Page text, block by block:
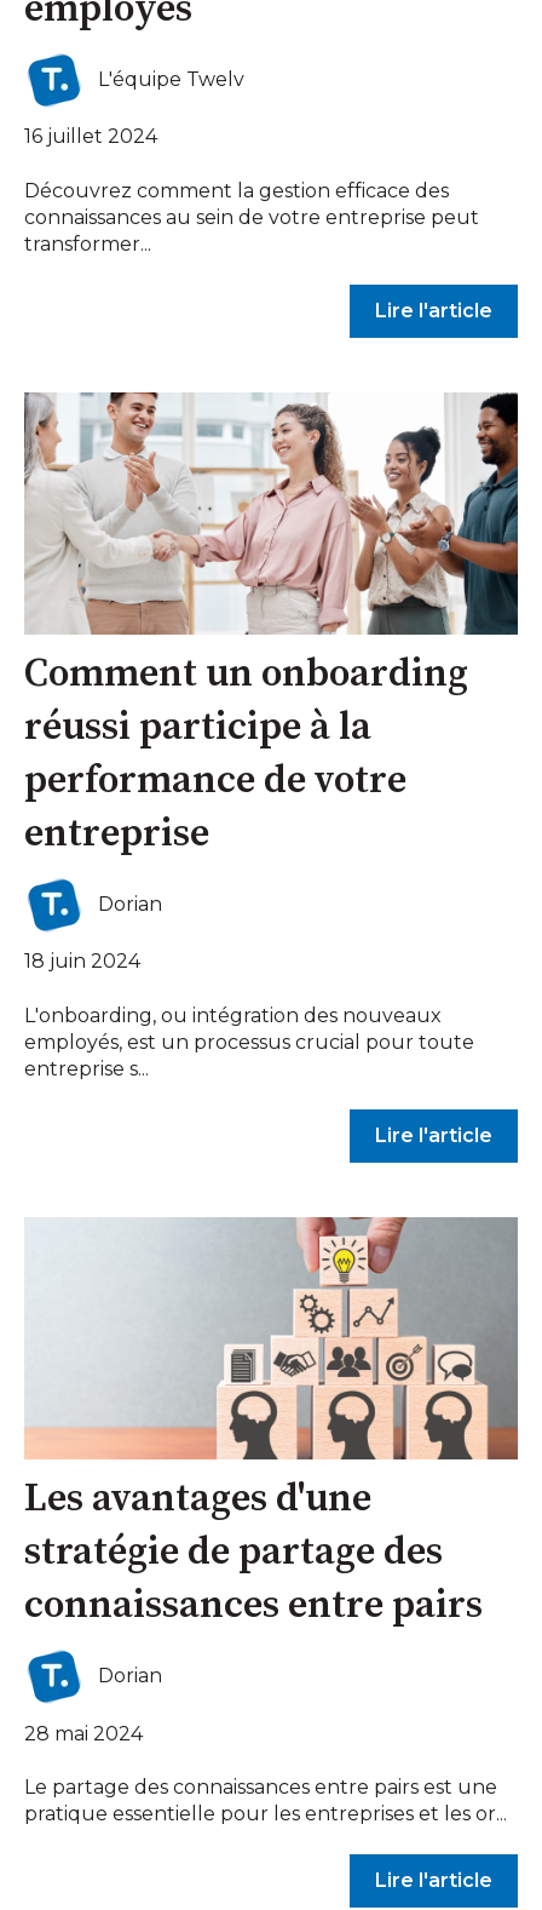
L'équipe Twelv
16 juillet 2024
Découvrez comment la gestion efficace des
connaissances au sein de votre entreprise peut
transformer...
Lire l'article
Comment un onboarding
réussi participe à la
performance de votre
entreprise
Dorian
18 juin 2024
L'onboarding, ou intégration des nouveaux
employés, est un processus crucial pour toute
entreprise s...
Lire l'article
Les avantages d'une
stratégie de partage des
connaissances entre pairs
Dorian
28 mai 2024
Le partage des connaissances entre pairs est une
pratique essentielle pour les entreprises et les or...
Lire l'article